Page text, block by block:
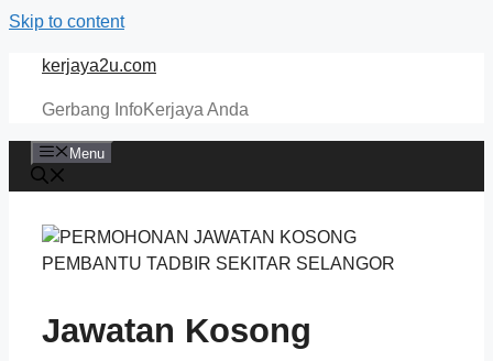
Skip to content
kerjaya2u.com
Gerbang InfoKerjaya Anda
Menu
Jawatan Kosong